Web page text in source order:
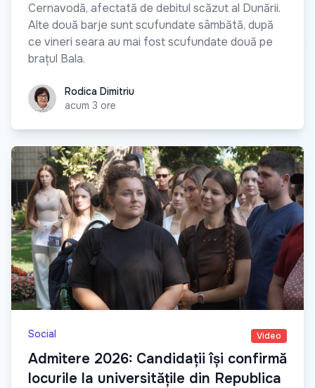
Cernavodă, afectată de debitul scăzut al Dunării.
Alte două barje sunt scufundate sâmbătă, după
ce vineri seara au mai fost scufundate două pe
brațul Bala.
Rodica Dimitriu
Rodica Dimitriu
acum 3 ore
Social Video
Admitere 2026: Candidații își confirmă
locurile la universitățile din Republica